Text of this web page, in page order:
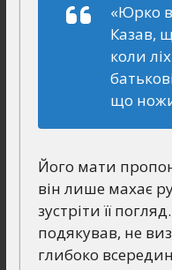
«Юрко
Казав,
коли
що
Його мати
він лише махає
зустріти її
подякував, не
глибоко